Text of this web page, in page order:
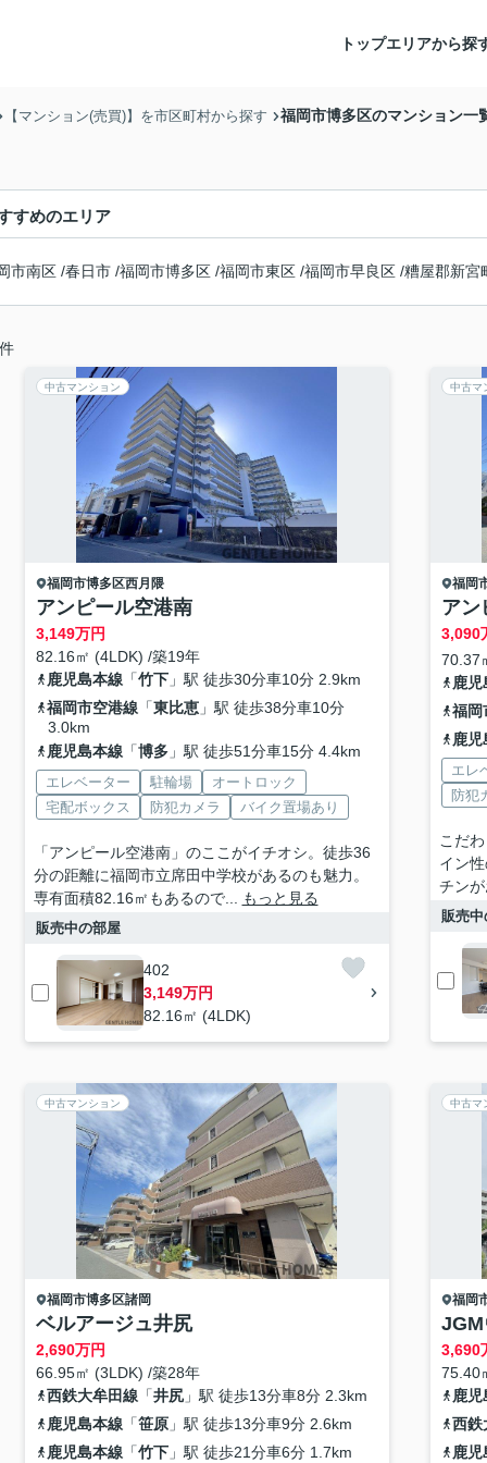
トップエリアから探
【マンション(売買)】を市区町村から探す 福岡市博多区のマンション一
すめのエリア
市南区 /春日市 /福岡市博多区 /福岡市東区 /福岡市早良区 /糟屋郡新宮
件
中古マンション
福岡市博多区西月隈
アンピール空港南
3,149万円
82.16㎡ (4LDK) /築19年
鹿児島本線「竹下」駅 徒歩30分車10分 2.9km
福岡市空港線「東比恵」駅 徒歩38分車10分
3.0km
鹿児島本線「博多」駅 徒歩51分車15分 4.4km
エレベーター 駐輪場
オートロック
宅配ボックス
防犯カメラ バイク置場あり
「アンピール空港南」のここがイチオシ。徒歩36
分の距離に福岡市立席田中学校があるのも魅力。
専有面積82.16㎡もあるので...
もっと見る
販売中の部屋
402
3,149万円
82.16㎡ (4LDK)
中古マ
福岡
アン
3,090
70.37
鹿児
福岡
鹿児
エレ
防犯
こだ
イン
チン
販売中
中古マンション
福岡市博多区諸岡
ベルアージュ井尻
2,690万円
66.95㎡ (3LDK) /築28年
西鉄大牟田線「井尻」駅 徒歩13分車8分 2.3km
鹿児島本線「笹原」駅 徒歩13分車9分 2.6km
鹿児島本線「竹下」駅 徒歩21分車6分 1.7km
中古マ
福岡
3,690
75.40
鹿児
西鉄
鹿児